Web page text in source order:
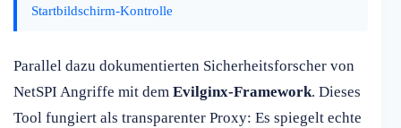
Startbildschirm-Kontrolle
Parallel dazu dokumentierten Sicherheitsforscher von
NetSPI Angriffe mit dem Evilginx-Framework. Dieses
Tool fungiert als transparenter Proxy: Es spiegelt echte